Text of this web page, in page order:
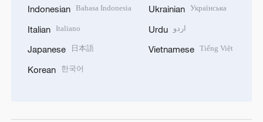
Indonesian Bahasa Indonesia
Italian Italiano
Japanese 日本語
Korean 한국어
Ukrainian Українська
Urdu اردو
Vietnamese Tiếng Việt